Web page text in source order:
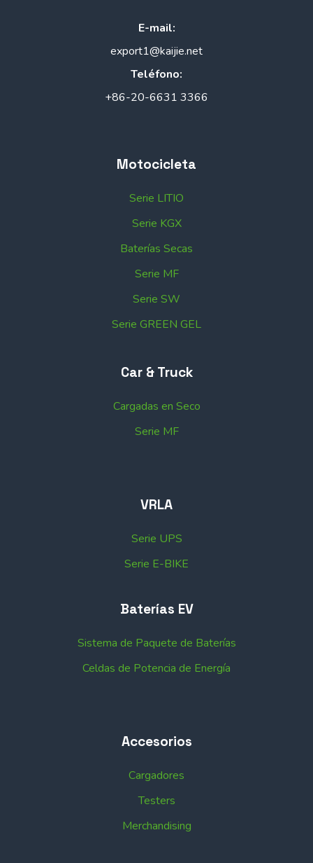
E-mail:
export1@kaijie.net
Teléfono:
+86-20-6631 3366
Motocicleta
Serie LITIO
Serie KGX
Baterías Secas
Serie MF
Serie SW
Serie GREEN GEL
Car & Truck
Cargadas en Seco
Serie MF
VRLA
Serie UPS
Serie E-BIKE
Baterías EV
Sistema de Paquete de Baterías
Celdas de Potencia de Energía
Accesorios
Cargadores
Testers
Merchandising